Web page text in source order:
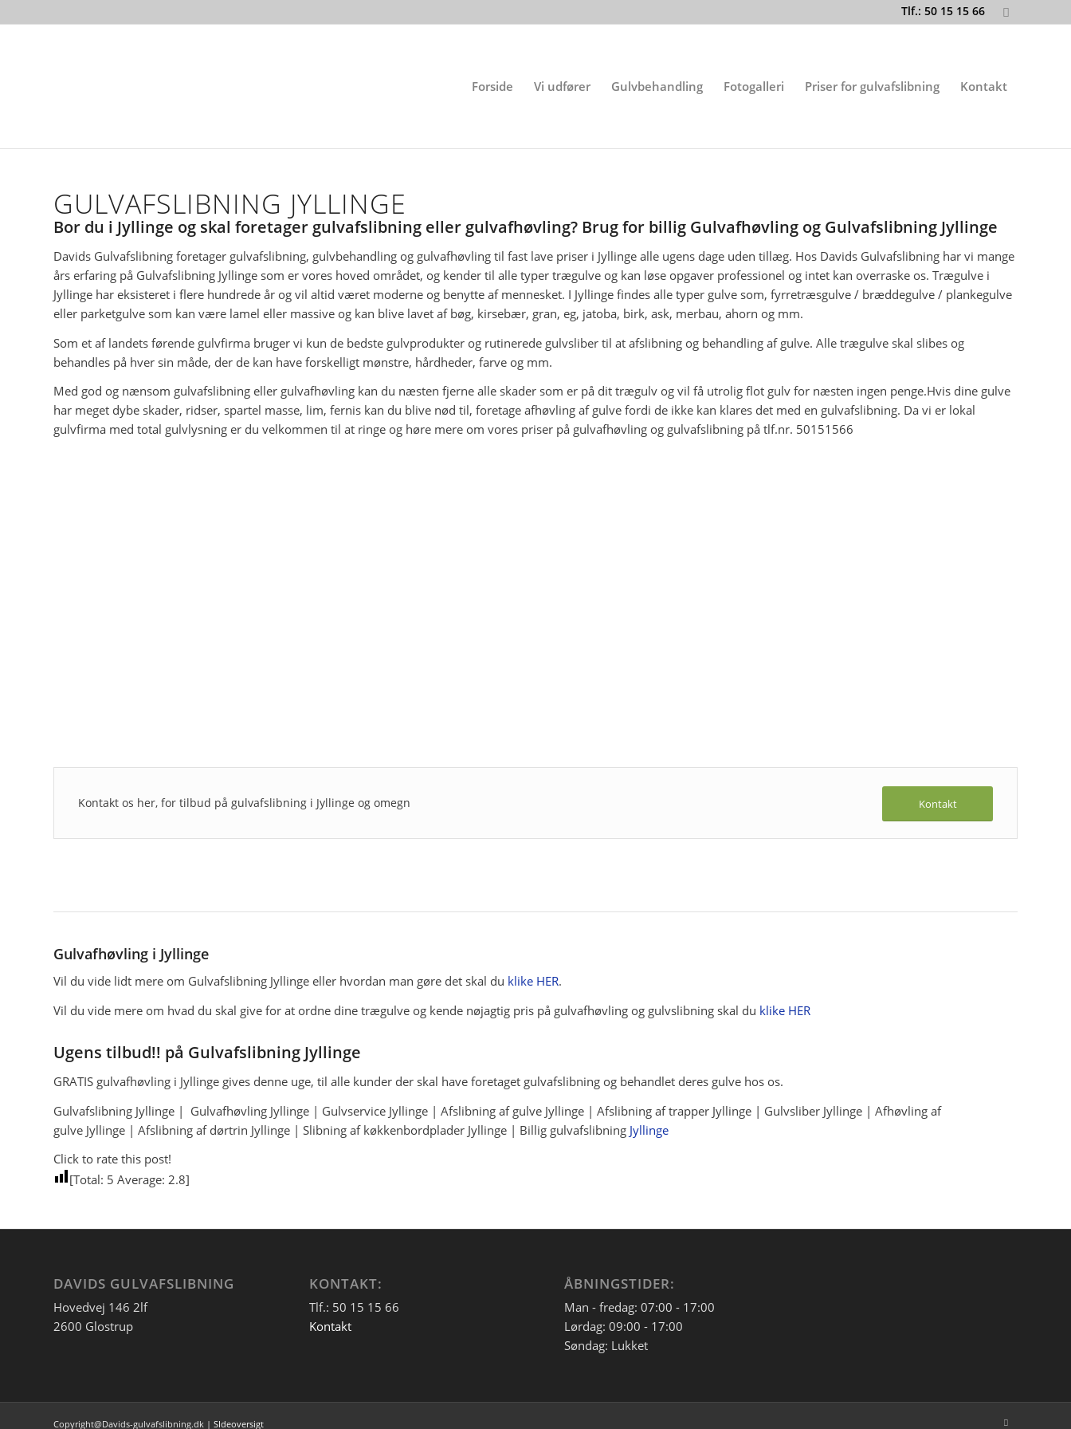
Tlf.: 50 15 15 66
Forside Vi udfører Gulvbehandling Fotogalleri Priser for gulvafslibning Kontakt
GULVAFSLIBNING JYLLINGE
Bor du i Jyllinge og skal foretager gulvafslibning eller gulvafhøvling? Brug for billig Gulvafhøvling og Gulvafslibning Jyllinge
Davids Gulvafslibning foretager gulvafslibning, gulvbehandling og gulvafhøvling til fast lave priser i Jyllinge alle ugens dage uden tillæg. Hos Davids Gulvafslibning har vi mange
års erfaring på Gulvafslibning Jyllinge som er vores hoved området, og kender til alle typer trægulve og kan løse opgaver professionel og intet kan overraske os. Trægulve i
Jyllinge har eksisteret i flere hundrede år og vil altid været moderne og benytte af mennesket. I Jyllinge findes alle typer gulve som, fyrretræsgulve / bræddegulve / plankegulve
eller parketgulve som kan være lamel eller massive og kan blive lavet af bøg, kirsebær, gran, eg, jatoba, birk, ask, merbau, ahorn og mm.
Som et af landets førende gulvfirma bruger vi kun de bedste gulvprodukter og rutinerede gulvsliber til at afslibning og behandling af gulve. Alle trægulve skal slibes og
behandles på hver sin måde, der de kan have forskelligt mønstre, hårdheder, farve og mm.
Med god og nænsom gulvafslibning eller gulvafhøvling kan du næsten fjerne alle skader som er på dit trægulv og vil få utrolig flot gulv for næsten ingen penge.Hvis dine gulve
har meget dybe skader, ridser, spartel masse, lim, fernis kan du blive nød til, foretage afhøvling af gulve fordi de ikke kan klares det med en gulvafslibning. Da vi er lokal
gulvfirma med total gulvlysning er du velkommen til at ringe og høre mere om vores priser på gulvafhøvling og gulvafslibning på tlf.nr. 50151566
Kontakt os her, for tilbud på gulvafslibning i Jyllinge og omegn Kontakt
Gulvafhøvling i Jyllinge
Vil du vide lidt mere om Gulvafslibning Jyllinge eller hvordan man gøre det skal du klike HER.
Vil du vide mere om hvad du skal give for at ordne dine trægulve og kende nøjagtig pris på gulvafhøvling og gulvslibning skal du klike HER
Ugens tilbud!! på Gulvafslibning Jyllinge
GRATIS gulvafhøvling i Jyllinge gives denne uge, til alle kunder der skal have foretaget gulvafslibning og behandlet deres gulve hos os.
Gulvafslibning Jyllinge | Gulvafhøvling Jyllinge | Gulvservice Jyllinge | Afslibning af gulve Jyllinge | Afslibning af trapper Jyllinge | Gulvsliber Jyllinge | Afhøvling af
gulve Jyllinge | Afslibning af dørtrin Jyllinge | Slibning af køkkenbordplader Jyllinge | Billig gulvafslibning Jyllinge
Click to rate this post!
[Total: 5 Average: 2.8]
DAVIDS GULVAFSLIBNING
Hovedvej 146 2lf
2600 Glostrup
KONTAKT:
Tlf.: 50 15 15 66
Kontakt
ÅBNINGSTIDER:
Man - fredag: 07:00 - 17:00
Lørdag: 09:00 - 17:00
Søndag: Lukket
Copyright@Davids-gulvafslibning.dk | SIdeoversigt